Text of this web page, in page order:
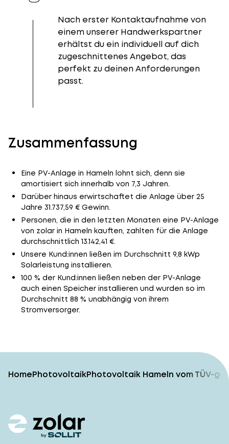
Nach erster Kontaktaufnahme von
einem unserer Handwerkspartner
erhältst du ein individuell auf dich
zugeschnittenes Angebot, das
perfekt zu deinen Anforderungen
passt.
Zusammenfassung
Eine PV-Anlage in Hameln lohnt sich, denn sie
amortisiert sich innerhalb von 7,3 Jahren.
Darüber hinaus erwirtschaftet die Anlage über 25
Jahre 31.737,59 € Gewinn.
Personen, die in den letzten Monaten eine PV-Anlage
von zolar in Hameln kauften, zahlten für die Anlage
durchschnittlich 13.142,41 €.
Unsere Kund:innen ließen im Durchschnitt 9,8 kWp
Solarleistung installieren.
100 % der Kund:innen ließen neben der PV-Anlage
auch einen Speicher installieren und wurden so im
Durchschnitt 88 % unabhängig von ihrem
Stromversorger.
HomePhotovoltaikPhotovoltaik Hameln vom TÜV-